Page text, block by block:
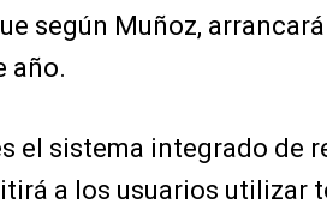
según Muñoz,
año.
el sistema integrado de
a los usuarios utilizar